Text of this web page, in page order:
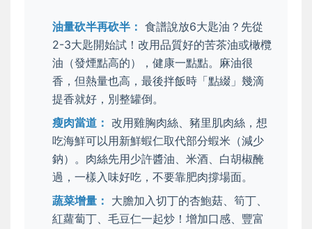
油量砍半再砍半： 食譜說放6大匙油？先從
2-3大匙開始試！改用品質好的苦茶油或橄欖
油（發煙點高的），健康一點點。麻油很
香，但熱量也高，最後拌飯時「點綴」幾滴
提香就好，別整罐倒。
瘦肉當道： 改用雞胸肉絲、豬里肌肉絲，想
吃海鮮可以用新鮮蝦仁取代部分蝦米（減少
鈉）。肉絲先用少許醬油、米酒、白胡椒醃
過，一樣入味好吃，不要靠肥肉撐場面。
蔬菜增量： 大膽加入切丁的杏鮑菇、筍丁、
紅蘿蔔丁、毛豆仁一起炒！增加口感、豐富